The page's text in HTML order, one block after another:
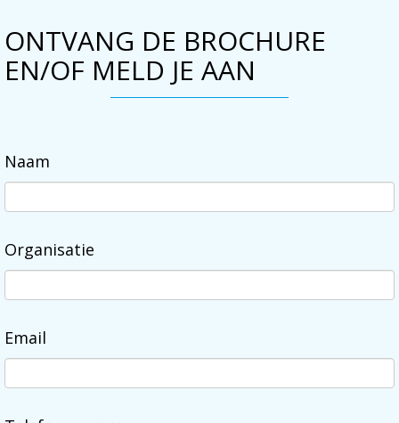
ONTVANG DE BROCHURE
EN/OF MELD JE AAN
Naam
Organisatie
Email